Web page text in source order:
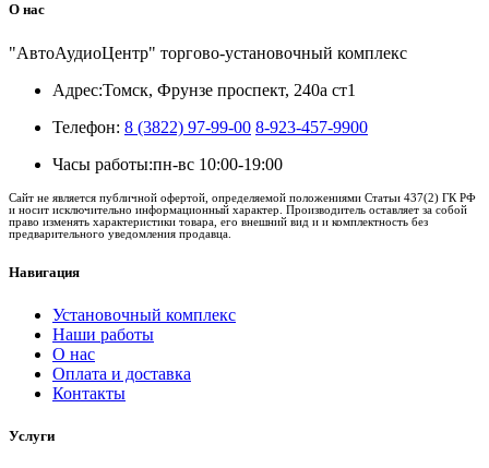
О нас
"АвтоАудиоЦентр" торгово-установочный комплекс
Адрес:Томск, Фрунзе проспект, 240а ст1
Телефон: 8 (3822) 97-99-00 8-923-457-9900
Часы работы:пн-вс 10:00-19:00
Сайт не является публичной офертой, определяемой положениями Статьи 437(2) ГК РФ
и носит исключительно информационный характер. Производитель оставляет за собой
право изменять характеристики товара, его внешний вид и и комплектность без
предварительного уведомления продавца.
Навигация
Установочный комплекс
Наши работы
О нас
Оплата и доставка
Контакты
Услуги